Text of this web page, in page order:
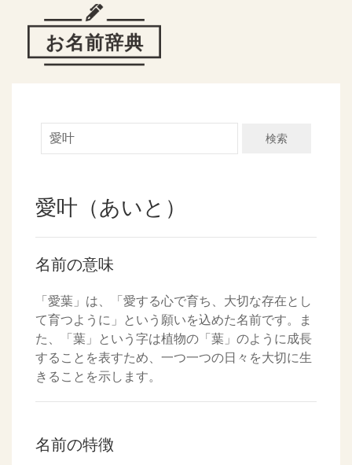
検索
愛叶（あいと）
名前の意味
「愛葉」は、「愛する心で育ち、大切な存在とし
て育つように」という願いを込めた名前です。ま
た、「葉」という字は植物の「葉」のように成長
することを表すため、一つ一つの日々を大切に生
きることを示します。
名前の特徴